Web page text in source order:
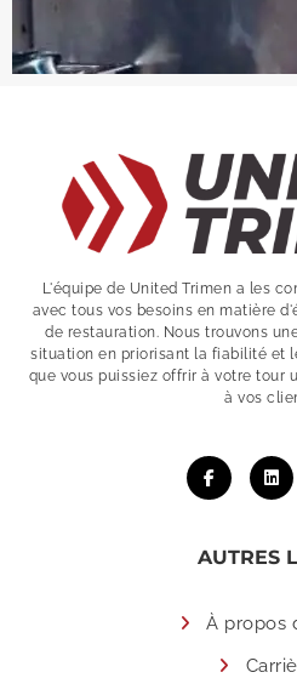
L'équipe de United Trimen a les
avec tous vos besoins en matière
de restauration. Nous trouvons
situation en priorisant la fiabilité et
que vous puissiez offrir à votre tour
à vos
AUTRES
À propos